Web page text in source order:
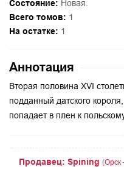
Состояние: Новая.
Всего томов: 1
На остатке: 1
Аннотация
Вторая половина XVI
подданный датского
попадает в плен к
Продавец: Spining (Орск